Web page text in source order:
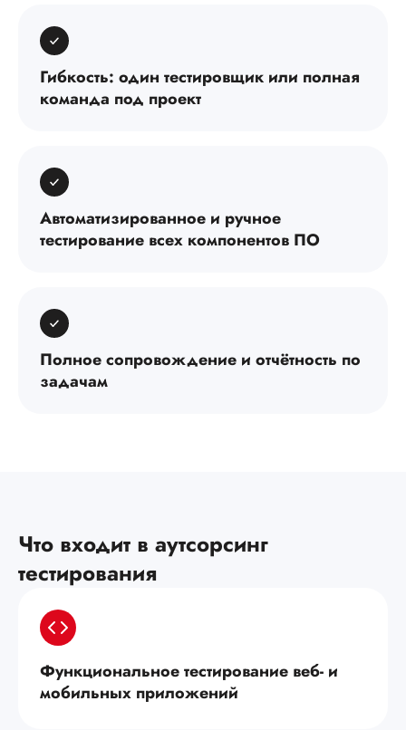
Гибкость: один тестировщик или полная
команда под проект
Автоматизированное и ручное
тестирование всех компонентов ПО
Полное сопровождение и отчётность по
задачам
Что входит в аутсорсинг
тестирования
Функциональное тестирование веб- и
мобильных приложений